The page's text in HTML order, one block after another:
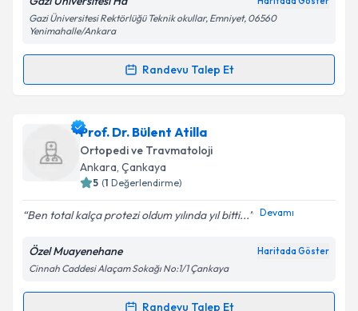
Kişisel verilerimin işlenmesine ilişkinAydınlatma
Metni'ni okudum ve kişisel verilerimin belirtilen
kapsamda işlenmesini kabul ediyorum.
Gazi Üniversitesi Rektörlüğü Teknik okullar, Emniyet, 06560
Yenimahalle/Ankara
Randevu Talep Et
Randevu Takvimi Talebi
Uzm. Dr. Muhammet Baybars Ataoğlu
takvimi talebi oluşturun. Size bu uzmandan randevu
almanız için bir takvim hazırlandığında e-posta ile
bilgilendireceğiz.
E-posta Adresiniz
Kişisel verilerimin işlenmesine ilişkinAydınlatma
'ni okudum ve kişisel verilerimin belirtilen
Prof. Dr. Bülent Atilla
Ortopedi ve Travmatoloji
Ankara, Çankaya
5 (1 Değerlendirme)
Ben total kalça protezi oldum yılında yıl bitti... Devamı
Özel Muayenehane Haritada Göster
Cinnah Caddesi Alaçam Sokağı No:1/1 Çankaya
Randevu Talep Et